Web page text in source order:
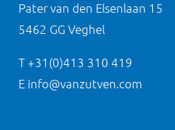
Pater van den Elsenlaan 15
5462 GG Veghel
T +31(0)413 310 419
E info@vanzutven.com